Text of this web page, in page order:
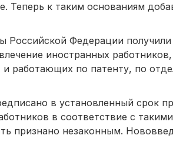
Теперь к таким основаниям
Российской Федерации
иностранных
работающих по патенту, по
в установленный срок
в соответствие с
признано незаконным.